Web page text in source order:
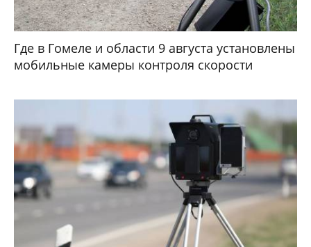
Где в Гомеле и области 9 августа установлены
мобильные камеры контроля скорости